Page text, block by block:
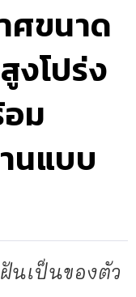
ศขนาด
งโปร่ง
ม
นแบบ
นเป็นของตัว